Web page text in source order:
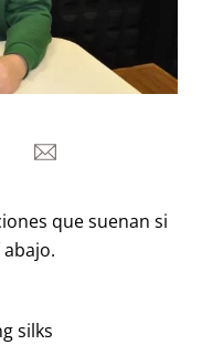
que suenan si
silks